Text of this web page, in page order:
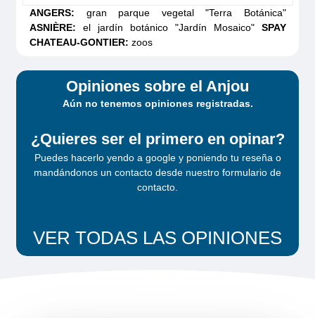
Solicita tu
presupuesto
presupuesto
ANGERS: gran parque vegetal "Terra Botánica"
ASNIÈRE: el jardín botánico "Jardín Mosaico" SPAY
CHATEAU-GONTIER: zoos
Opiniones sobre el Anjou
Aún no tenemos opiniones registradas.
¿Quieres ser el primero en opinar?
Puedes hacerlo yendo a google y poniendo tu reseña o
mandándonos un contacto desde nuestro formulario de
contacto
VER TODAS LAS OPINIONES